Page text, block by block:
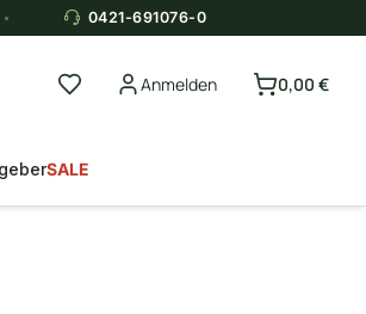
0421-691076-0
Anmelden 0,00 €
SALE